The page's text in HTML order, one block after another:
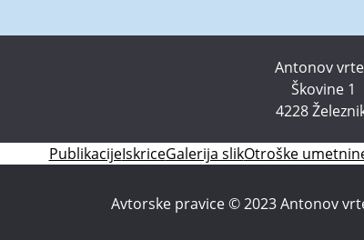
Antonov
Škovine 1
4228
PublikacijeIskriceGalerija slikOtroške
Avtorske pravice © 2023 Antonov